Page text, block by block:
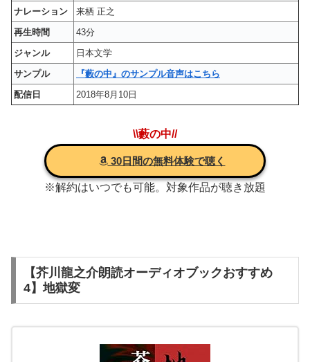
ナレーション
来栖 正之
再生時間
43分
ジャンル
日本文学
サンプル
『藪の中』のサンプル音声はこちら
配信日
2018年8月10日
\\藪の中//
30日間の無料体験で聴く
※解約はいつでも可能。対象作品が聴き放題
【芥川龍之介朗読オーディオブックおすすめ
4】地獄変